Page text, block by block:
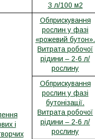
3 л/100 м2
і
Обприскування
рослин у фазі
«рожевий бутон».
Витрата робочої
рідини – 2-6 л/
рослину
Обприскування
рослин у фазі
бутонізації.
Витрата робочої
рідини – 2-6 л/
рослину